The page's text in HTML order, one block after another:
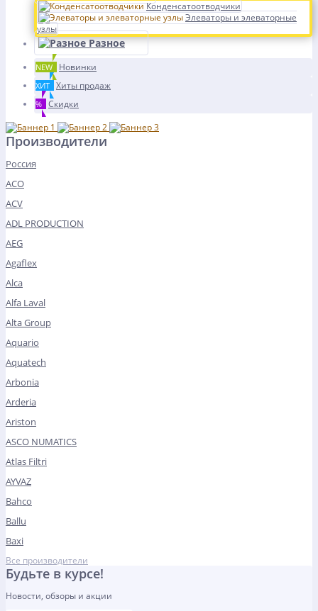
Конденсатоотводчики
Элеваторы и элеваторные
узлы
Разное
NEW Новинки
ХИТ Хиты продаж
% Скидки
Производители
Россия
ACO
ACV
ADL PRODUCTION
AEG
Agaflex
Alca
Alfa Laval
Alta Group
Aquario
Aquatech
Arbonia
Arderia
Ariston
ASCO NUMATICS
Atlas Filtri
AYVAZ
Bahco
Ballu
Baxi
Все производители
Будьте в курсе!
Новости, обзоры и акции